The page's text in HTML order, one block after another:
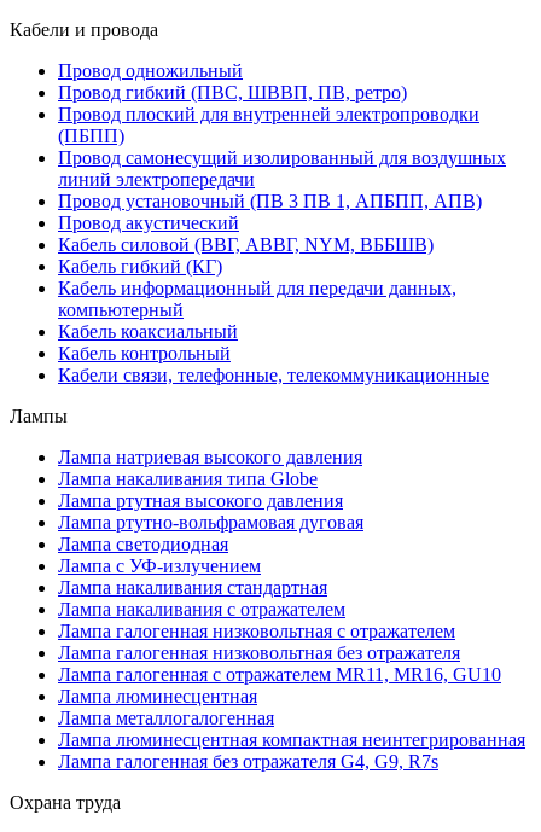
Кабели и провода
Провод одножильный
Провод гибкий (ПВС, ШВВП, ПВ, ретро)
Провод плоский для внутренней электропроводки
(ПБПП)
Провод самонесущий изолированный для воздушных
линий электропередачи
Провод установочный (ПВ 3 ПВ 1, АПБПП, АПВ)
Провод акустический
Кабель силовой (ВВГ, АВВГ, NYM, ВББШВ)
Кабель гибкий (КГ)
Кабель информационный для передачи данных,
компьютерный
Кабель коаксиальный
Кабель контрольный
Кабели связи, телефонные, телекоммуникационные
Лампы
Лампа натриевая высокого давления
Лампа накаливания типа Globe
Лампа ртутная высокого давления
Лампа ртутно-вольфрамовая дуговая
Лампа светодиодная
Лампа с УФ-излучением
Лампа накаливания стандартная
Лампа накаливания с отражателем
Лампа галогенная низковольтная с отражателем
Лампа галогенная низковольтная без отражателя
Лампа галогенная с отражателем MR11, MR16, GU10
Лампа люминесцентная
Лампа металлогалогенная
Лампа люминесцентная компактная неинтегрированная
Лампа галогенная без отражателя G4, G9, R7s
Охрана труда